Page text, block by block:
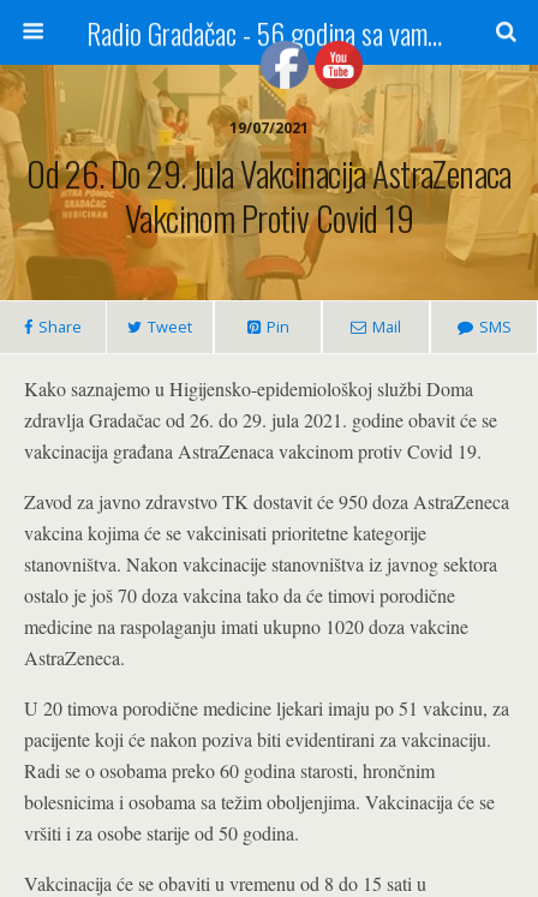
Radio Gradačac - 56 godina sa vama...
19/07/2021
Od 26. Do 29. Jula Vakcinacija AstraZenaca
Vakcinom Protiv Covid 19
Share Tweet Pin Mail SMS
Kako saznajemo u Higijensko-epidemiološkoj službi Doma
zdravlja Gradačac od 26. do 29. jula 2021. godine obavit će se
vakcinacija građana AstraZenaca vakcinom protiv Covid 19.
Zavod za javno zdravstvo TK dostavit će 950 doza AstraZeneca
vakcina kojima će se vakcinisati prioritetne kategorije
stanovništva. Nakon vakcinacije stanovništva iz javnog sektora
ostalo je još 70 doza vakcina tako da će timovi porodične
medicine na raspolaganju imati ukupno 1020 doza vakcine
AstraZeneca.
U 20 timova porodične medicine ljekari imaju po 51 vakcinu, za
pacijente koji će nakon poziva biti evidentirani za vakcinaciju.
Radi se o osobama preko 60 godina starosti, hrončnim
bolesnicima i osobama sa težim oboljenjima. Vakcinacija će se
vršiti i za osobe starije od 50 godina.
Vakcinacija će se obaviti u vremenu od 8 do 15 sati u